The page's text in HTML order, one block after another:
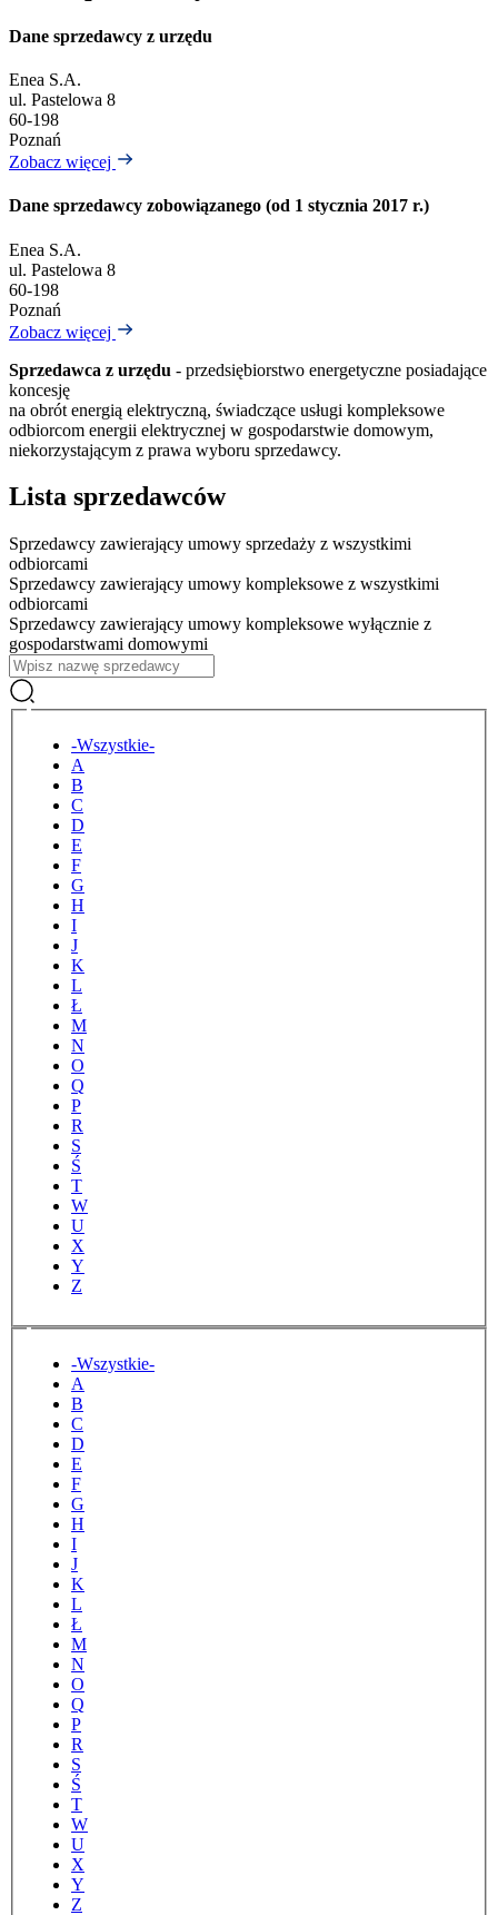
Dane sprzedawcy z urzędu
Enea S.A.
ul. Pastelowa 8
60-198
Poznań
Zobacz więcej
Dane sprzedawcy zobowiązanego (od 1 stycznia 2017 r.)
Enea S.A.
ul. Pastelowa 8
60-198
Poznań
Zobacz więcej
Sprzedawca z urzędu - przedsiębiorstwo energetyczne posiadające
koncesję
na obrót energią elektryczną, świadczące usługi kompleksowe
odbiorcom energii elektrycznej w gospodarstwie domowym,
niekorzystającym z prawa wyboru sprzedawcy.
Lista sprzedawców
Sprzedawcy zawierający umowy sprzedaży z wszystkimi
odbiorcami
Sprzedawcy zawierający umowy kompleksowe z wszystkimi
odbiorcami
Sprzedawcy zawierający umowy kompleksowe wyłącznie z
gospodarstwami domowymi
-Wszystkie-
A
B
C
D
E
F
G
H
I
J
K
L
Ł
M
N
O
Q
P
R
S
Ś
T
W
U
X
Y
Z
-Wszystkie-
A
B
C
D
E
F
G
H
I
J
K
L
Ł
M
N
O
Q
P
R
S
Ś
T
W
U
X
Y
Z